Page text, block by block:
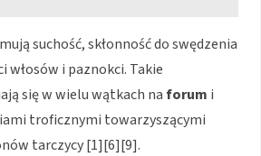
suchość, skłonność do swędzenia
włosów i paznokci. Takie
się w wielu wątkach naforum i
troficznymi towarzyszącymi
tarczycy [1][6][9].